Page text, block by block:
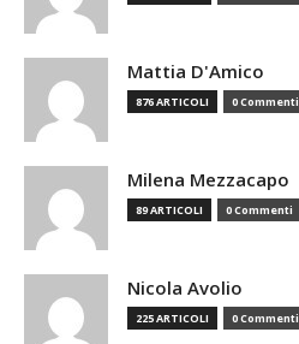
Mattia D'Amico
876 ARTICOLI 0 Commenti
Milena Mezzacapo
89 ARTICOLI 0 Commenti
Nicola Avolio
225 ARTICOLI 0 Commenti